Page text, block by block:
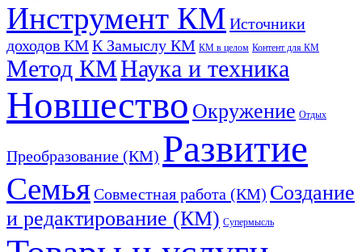
Инструмент КМ Источники
доходов КМК Замыслу КМ КМ в целом Контент для КМ
Метод КМНаука и техника
Новшество Окружение Отдых
Преобразование (КМ) Развитие
СемьяСовместная работа (КМ) Создание
и редактирование (КМ) Супермысль